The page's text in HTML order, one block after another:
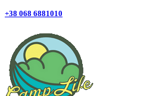
+38 068 6881010